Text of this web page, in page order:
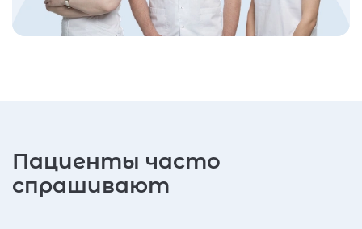
Пациенты часто
спрашивают